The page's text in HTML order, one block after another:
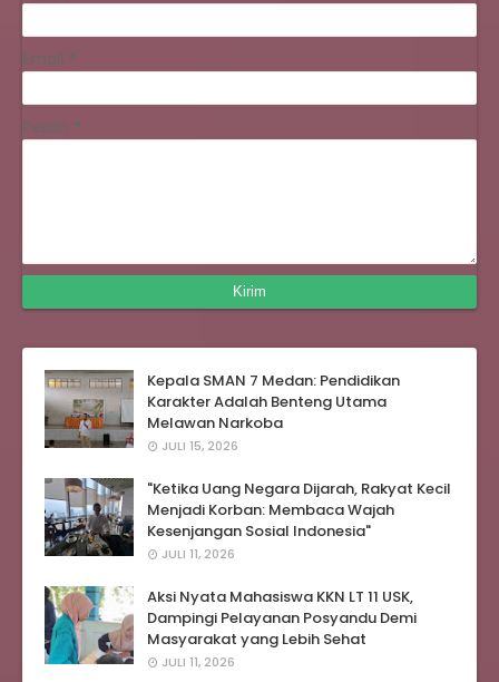
Email *
Pesan *
Kepala SMAN 7 Medan: Pendidikan
Karakter Adalah Benteng Utama
Melawan Narkoba
JULI 15, 2026
"Ketika Uang Negara Dijarah, Rakyat Kecil
Menjadi Korban: Membaca Wajah
Kesenjangan Sosial Indonesia"
JULI 11, 2026
Aksi Nyata Mahasiswa KKN LT 11 USK,
Dampingi Pelayanan Posyandu Demi
Masyarakat yang Lebih Sehat
JULI 11, 2026